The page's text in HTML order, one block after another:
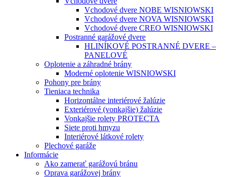
Vchodové dvere NOBE WISNIOWSKI
Vchodové dvere NOVA WISNIOWSKI
Vchodové dvere CREO WISNIOWSKI
Postranné garážové dvere
HLINÍKOVÉ POSTRANNÉ DVERE –
PANELOVÉ
Oplotenie a záhradné brány
Moderné oplotenie WISNIOWSKI
Pohony pre brány
Tieniaca technika
Horizontálne interiérové žalúzie
Exteriérové (vonkajšie) žalúzie
Vonkajšie rolety PROTECTA
Siete proti hmyzu
Interiérové látkové rolety
Plechové garáže
Informácie
Ako zamerať garážovú bránu
Oprava garážovej brány